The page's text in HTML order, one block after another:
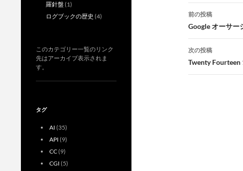
投
稿
ナ
ビ
ゲ
前の投稿
Google オーサー
次の投稿
Twenty Fourteen
羅針盤(1)
ログブックの歴史 (4)
このカテゴリー一覧のリンク
先はアーカイブ表示されま
す。
タグ
AI (35)
API (9)
CC(9)
CGI (5)